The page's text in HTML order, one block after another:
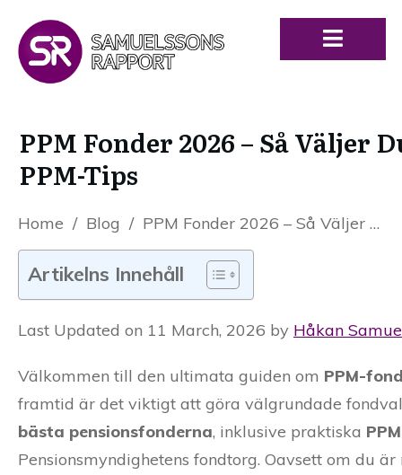
PPM Fonder 2026 – Så Väljer
PPM-Tips
Home / Blog / PPM Fonder 2026 – Så Väljer Du de Bästa Pensionsfonderna med Smarta PPM-Tips
Artikelns Innehåll
Last Updated on 11 March, 2026 by Håkan
Välkommen till den ultimata guiden om PPM-
framtid är det viktigt att göra välgrundade
bästa pensionsfonderna, inklusive praktiska
Pensionsmyndighetens fondtorg. Oavsett om du